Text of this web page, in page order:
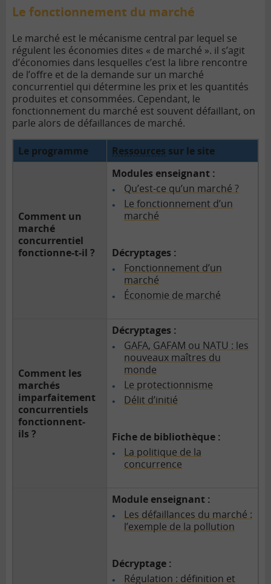
Le fonctionnement du marché
Le marché est le mécanisme central par lequel se
régulent les économies dites « de marché ». il s’agit
d’économies dans lesquelles c’est la libre rencontre
de l’offre et de la demande sur un marché
concurrentiel qui détermine les prix et les quantités
produites et consommées. Cependant, le
fonctionnement du marché est souvent défaillant, on
parle alors de défaillances de marché.
Le programme Ressources sur le site
Comment un
marché
concurrentiel
fonctionne-t-il ?
Modules enseignant :
Qu’est-ce qu’un marché ?
Le fonctionnement d’un
marché
Décryptages :
Fonctionnement d’un
marché
Économie de marché
Comment les
marchés
imparfaitement
concurrentiels
fonctionnent-
ils ?
Décryptages :
GAFA, GAFAM ou NATU : les
nouveaux maîtres du
monde
Le protectionnisme
Délit d’initié
Fiche de bibliothèque :
La politique de la
concurrence
Module enseignant :
Les défaillances du marché :
l’exemple de la pollution
Décryptage :
Régulation : définition et